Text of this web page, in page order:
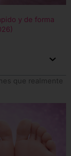
y de forma
que realmente